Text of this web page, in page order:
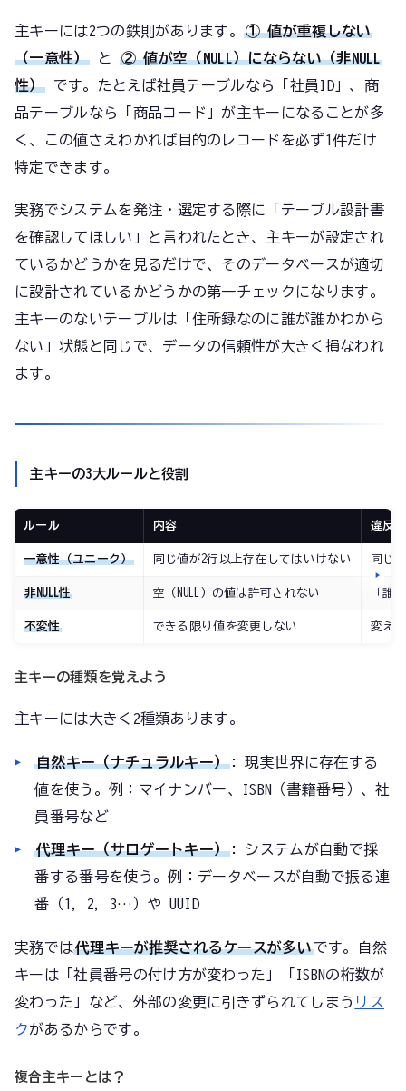
主キーには2つの鉄則があります。① 値が重複しない
（一意性） と② 値が空（NULL）にならない（非NULL
性） です。たとえば社員テーブルなら「社員ID」、商
品テーブルなら「商品コード」が主キーになることが多
く、この値さえわかれば目的のレコードを必ず1件だけ
特定できます。
実務でシステムを発注・選定する際に「テーブル設計書
を確認してほしい」と言われたとき、主キーが設定され
ているかどうかを見るだけで、そのデータベースが適切
に設計されているかどうかの第一チェックになります。
主キーのないテーブルは「住所録なのに誰が誰かわから
ない」状態と同じで、データの信頼性が大きく損なわれ
ます。
主キーの3大ルールと役割
ルール 内容 違反
一意性（ユニーク） 同じ値が2行以上存在してはいけない 同じ
非NULL性 空（NULL）の値は許可されない 「誰
不変性 できる限り値を変更しない 変え
主キーの種類を覚えよう
主キーには大きく2種類あります。
自然キー（ナチュラルキー）: 現実世界に存在する
値を使う。例：マイナンバー、ISBN（書籍番号）、社
員番号など
代理キー（サロゲートキー）: システムが自動で採
番する番号を使う。例：データベースが自動で振る連
番（1, 2, 3…）や UUID
実務では代理キーが推奨されるケースが多いです。自然
キーは「社員番号の付け方が変わった」「ISBNの桁数が
変わった」など、外部の変更に引きずられてしまう リス
クがあるからです。
複合主キーとは？